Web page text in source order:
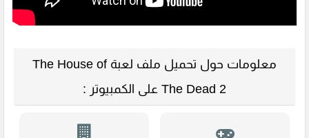
معلومات حول تحميل ملف لعبة The House of
The Dead 2 على الكمبيوتر :